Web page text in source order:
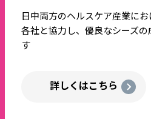
日中両方のヘルスケア産業に
各社と協力し、優良なシーズの
す
詳しくはこちら